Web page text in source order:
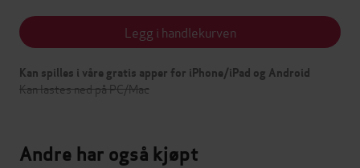
Legg i handlekurven
Kan spilles i våre gratis apper for iPhone/iPad og Android
Kan lastes ned på PC/Mac
Andre har også kjøpt